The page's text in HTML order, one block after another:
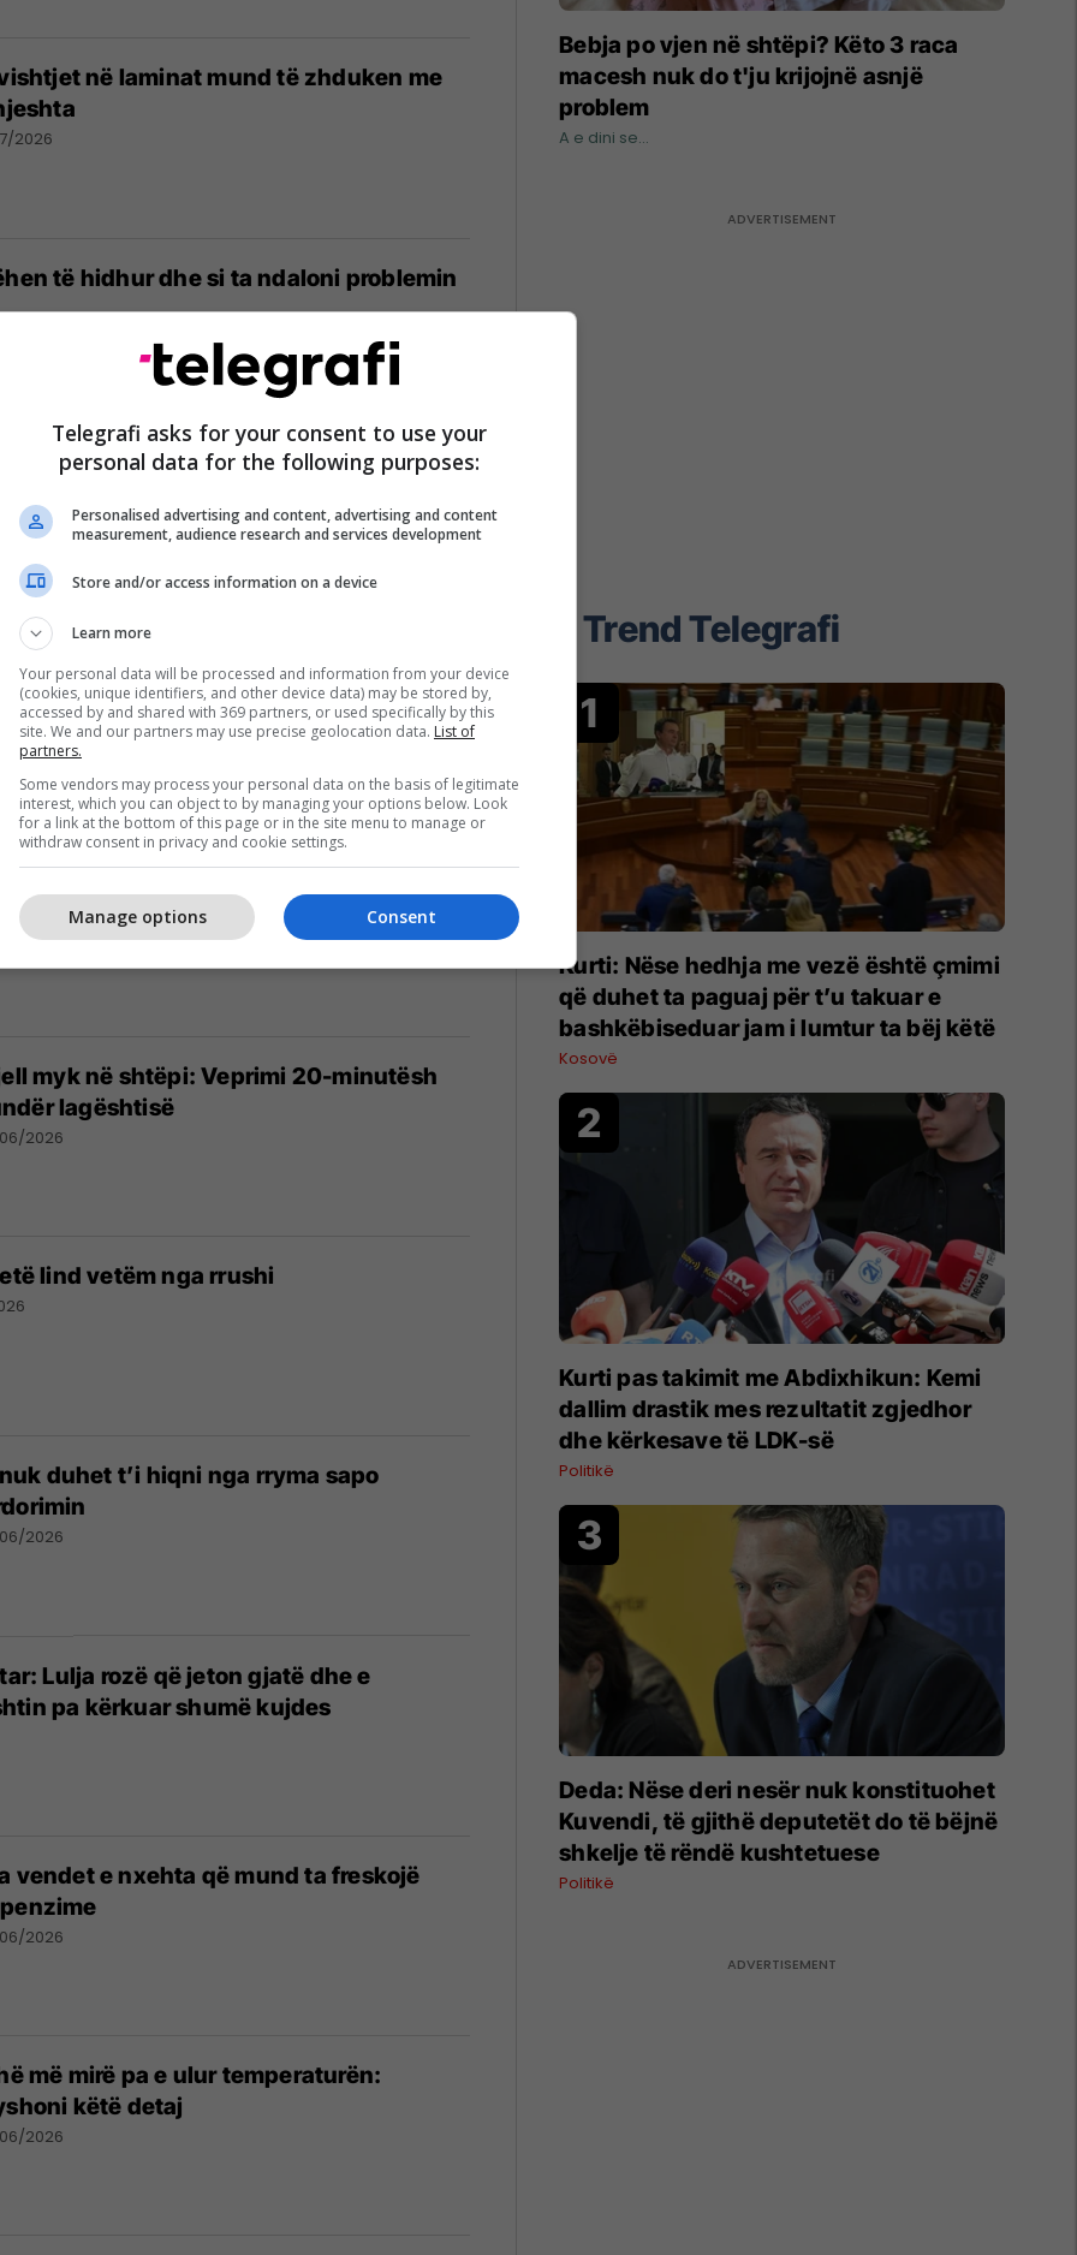
në laminat mund të zhduken me
2026
të hidhur dhe si ta ndaloni problemin
e heq betonin nga oborri – ja çfarë po e
05/07/2026
nga vetja: Ja si ftohet më mirë
07/2026
myk në shtëpi: Veprimi 20-minutësh
lagështisë
2026
lind vetëm nga rrushi
duhet t’i hiqni nga rryma sapo
2026
Lulja rozë që jeton gjatë dhe e
pa kërkuar shumë kujdes
vendet e nxehta që mund ta freskojë
2026
më mirë pa e ulur temperaturën:
këtë detaj
2026
Bebja po vjen në shtëpi? Këto 3 raca
macesh nuk do t'ju krijojnë asnjë
problem
A e dini se...
Trend Telegrafi
Kurti: Nëse hedhja me vezë është çmimi
që duhet ta paguaj për t’u takuar e
bashkëbiseduar jam i lumtur ta bëj këtë
Kosovë
Kurti pas takimit me Abdixhikun: Kemi
dallim drastik mes rezultatit zgjedhor
dhe kërkesave të LDK-së
Politikë
Deda: Nëse deri nesër nuk konstituohet
Kuvendi, të gjithë deputetët do të bëjnë
shkelje të rëndë kushtetuese
Politikë
Telegrafi asks for your consent to use your
personal data for the following purposes:
Personalised advertising and content, advertising and content
measurement, audience research and services development
Store and/or access information on a device
Learn more
Your personal data will be processed and information from your device
(cookies, unique identifiers, and other device data) may be stored by,
accessed by and shared with 369 partners, or used specifically by this
site. We and our partners may use precise geolocation data. List of
partners.
Some vendors may process your personal data on the basis of legitimate
interest, which you can object to by managing your options below. Look
for a link at the bottom of this page or in the site menu to manage or
withdraw consent in privacy and cookie settings.
Consent
Manage options